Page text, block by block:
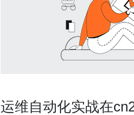
运维自动化实战在